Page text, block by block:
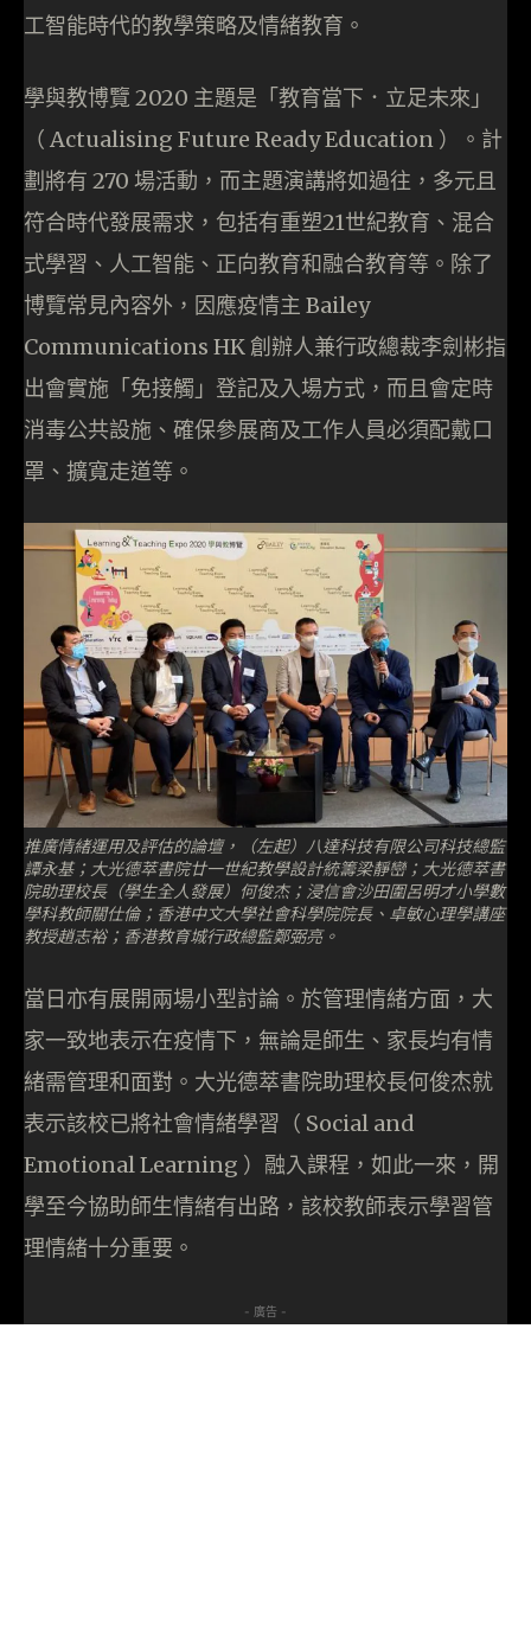
工智能時代的教學策略及情緒教育。
學與教博覽 2020 主題是「教育當下．立足未來」
（ Actualising Future Ready Education ）。計
劃將有 270 場活動，而主題演講將如過往，多元且
符合時代發展需求，包括有重塑21世紀教育、混合
式學習、人工智能、正向教育和融合教育等。除了
博覽常見內容外，因應疫情主 Bailey
Communications HK 創辦人兼行政總裁李劍彬指
出會實施「免接觸」登記及入場方式，而且會定時
消毒公共設施、確保參展商及工作人員必須配戴口
罩、擴寬走道等。
推廣情緒運用及評估的論壇，（左起）八達科技有限公司科技總監
譚永基；大光德萃書院廿一世紀教學設計統籌梁靜巒；大光德萃書
院助理校長（學生全人發展）何俊杰；浸信會沙田圍呂明才小學數
學科教師關仕倫；香港中文大學社會科學院院長、卓敏心理學講座
教授趙志裕；香港教育城行政總監鄭弼亮。
當日亦有展開兩場小型討論。於管理情緒方面，大
家一致地表示在疫情下，無論是師生、家長均有情
緒需管理和面對。大光德萃書院助理校長何俊杰就
表示該校已將社會情緒學習（ Social and
Emotional Learning ）融入課程，如此一來，開
學至今協助師生情緒有出路，該校教師表示學習管
理情緒十分重要。
- 廣告 -